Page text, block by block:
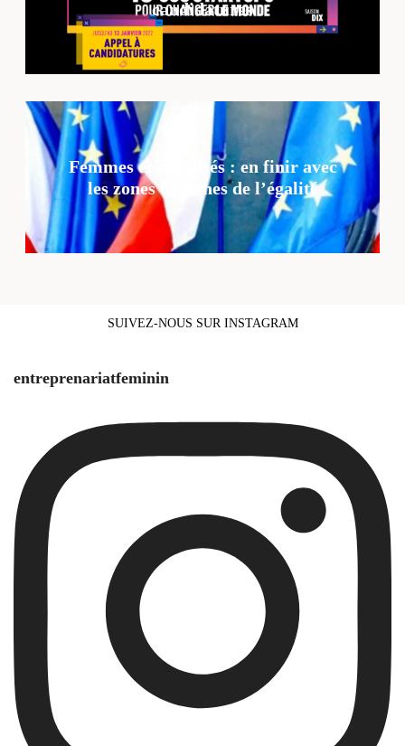
candidatures
Femmes et ruralités : en finir avec
les zones blanches de l’égalité
SUIVEZ-NOUS SUR INSTAGRAM
entreprenariatfeminin